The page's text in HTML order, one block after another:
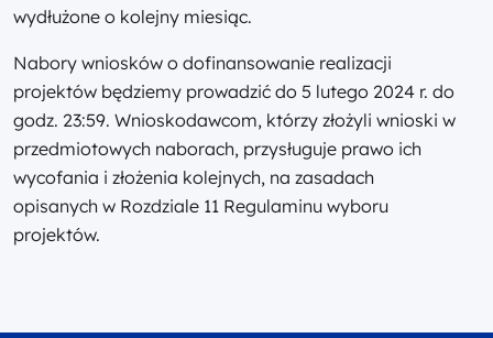
wydłużone o kolejny miesiąc.
Nabory wniosków o dofinansowanie realizacji
projektów będziemy prowadzić do 5 lutego 2024 r. do
godz. 23:59. Wnioskodawcom, którzy złożyli wnioski w
przedmiotowych naborach, przysługuje prawo ich
wycofania i złożenia kolejnych, na zasadach
opisanych w Rozdziale 11 Regulaminu wyboru
projektów.